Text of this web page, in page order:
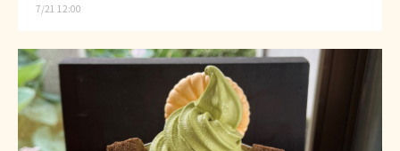
7/21 12:00